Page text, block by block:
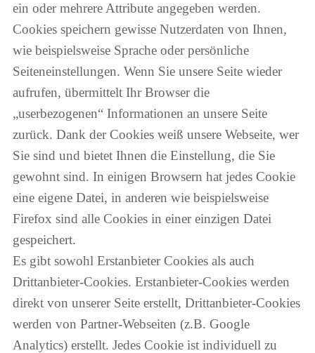
ein oder mehrere Attribute angegeben werden.
Cookies speichern gewisse Nutzerdaten von Ihnen,
wie beispielsweise Sprache oder persönliche
Seiteneinstellungen. Wenn Sie unsere Seite wieder
aufrufen, übermittelt Ihr Browser die
„userbezogenen“ Informationen an unsere Seite
zurück. Dank der Cookies weiß unsere Webseite, wer
Sie sind und bietet Ihnen die Einstellung, die Sie
gewohnt sind. In einigen Browsern hat jedes Cookie
eine eigene Datei, in anderen wie beispielsweise
Firefox sind alle Cookies in einer einzigen Datei
gespeichert.
Es gibt sowohl Erstanbieter Cookies als auch
Drittanbieter-Cookies. Erstanbieter-Cookies werden
direkt von unserer Seite erstellt, Drittanbieter-Cookies
werden von Partner-Webseiten (z.B. Google
Analytics) erstellt. Jedes Cookie ist individuell zu